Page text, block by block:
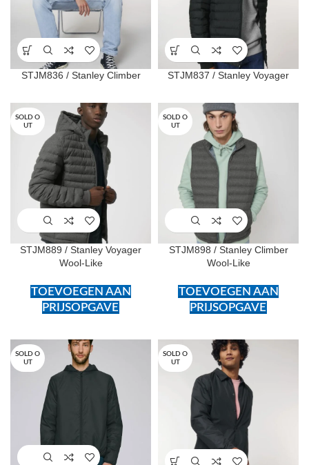
STJM836 / Stanley Climber STJM837 / Stanley Voyager
SOLD O
UT
STJM889 / Stanley Voyager
Wool-Like
TOEVOEGEN AAN
PRIJSOPGAVE
SOLD O
UT
STJM898 / Stanley Climber
Wool-Like
TOEVOEGEN AAN
PRIJSOPGAVE
SOLD O
UT
SOLD O
UT